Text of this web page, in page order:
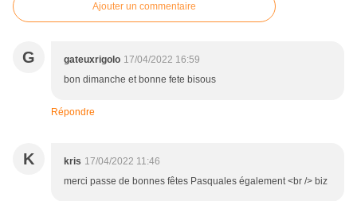
Ajouter un commentaire
G gateuxrigolo 17/04/2022 16:59
bon dimanche et bonne fete bisous
Répondre
K kris 17/04/2022 11:46
merci passe de bonnes fêtes Pasquales également <br /> biz